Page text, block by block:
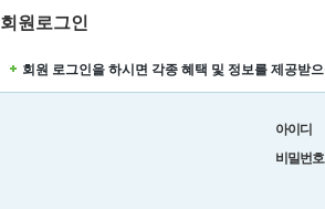
회원로그인
회원 로그인을 하시면 각종 혜택 및 정보를 제공받
아이디
비밀번호